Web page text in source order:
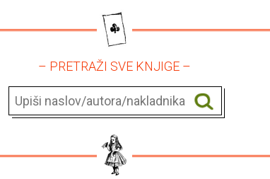
– PRETRAŽI SVE KNJIGE –